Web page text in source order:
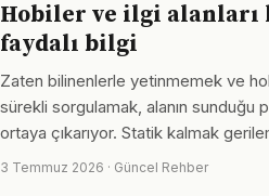
Hobiler ve ilgi alanları
faydalı bilgi
Zaten bilinenlerle yetinmemek ve
sürekli sorgulamak, alanın sunduğu
ortaya çıkarıyor. Statik kalmak
3 Temmuz 2026 · Güncel Rehber